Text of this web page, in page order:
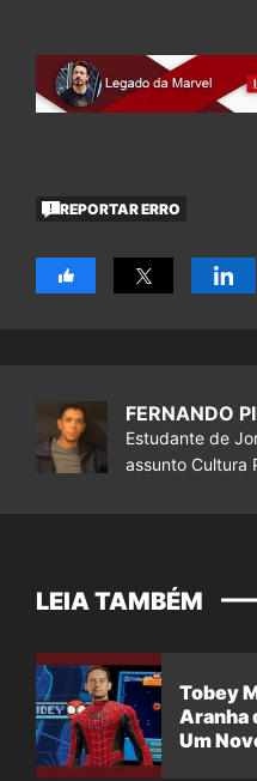
REPORTAR ERRO
FERNANDO
Estudante de
assunto Cultura
LEIA TAMBÉM
Tobey
Aranha
Um